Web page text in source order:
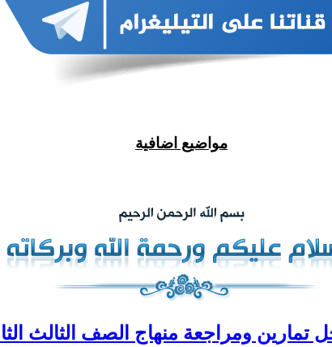
مواضيع اضافية
حل تمارين ومراجعة منهاج الصف الثالث